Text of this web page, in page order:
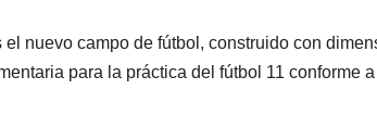
nuevo campo de fútbol, construido con
para la práctica del fútbol 11 conforme